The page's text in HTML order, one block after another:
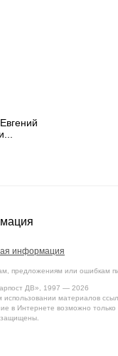
информация
предложениям или ошибкам
ДВ», 1997 — 2026
материалов
в Интернете возможно только
защищены.